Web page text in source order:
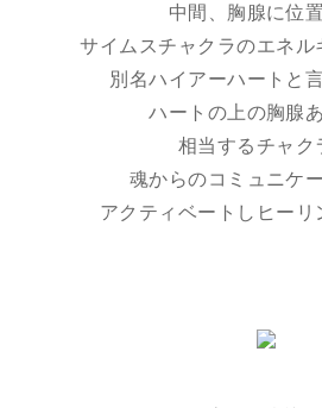
中間、胸腺に位
サイムスチャクラのエネル
別名ハイアーハートと
ハートの上の胸腺
相当するチャク
魂からのコミュニケ
アクティベートしヒー